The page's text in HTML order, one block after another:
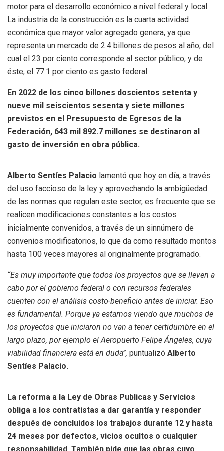
motor para el desarrollo económico a nivel federal y local.
La industria de la construcción es la cuarta actividad
económica que mayor valor agregado genera, ya que
representa un mercado de 2.4 billones de pesos al año, del
cual el 23 por ciento corresponde al sector público, y de
éste, el 77.1 por ciento es gasto federal.
En 2022 de los cinco billones doscientos setenta y
nueve mil seiscientos sesenta y siete millones
previstos en el Presupuesto de Egresos de la
Federación, 643 mil 892.7 millones se destinaron al
gasto de inversión en obra pública.
Alberto Sentíes Palacio lamentó que hoy en día, a través
del uso faccioso de la ley y aprovechando la ambigüedad
de las normas que regulan este sector, es frecuente que se
realicen modificaciones constantes a los costos
inicialmente convenidos, a través de un sinnúmero de
convenios modificatorios, lo que da como resultado montos
hasta 100 veces mayores al originalmente programado.
“Es muy importante que todos los proyectos que se lleven a
cabo por el gobierno federal o con recursos federales
cuenten con el análisis costo-beneficio antes de iniciar. Eso
es fundamental. Porque ya estamos viendo que muchos de
los proyectos que iniciaron no van a tener certidumbre en el
largo plazo, por ejemplo el Aeropuerto Felipe Ángeles, cuya
viabilidad financiera está en duda”, puntualizó Alberto
Sentíes Palacio.
La reforma a la Ley de Obras Publicas y Servicios
obliga a los contratistas a dar garantía y responder
después de concluidos los trabajos durante 12 y hasta
24 meses por defectos, vicios ocultos o cualquier